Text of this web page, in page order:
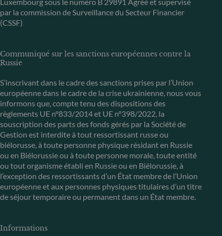
par la commission de Surveillance du Secteur Financier
(CSSF)
Communiqué sur les sanctions européennes contre la
Russie
S’inscrivant dans le cadre des sanctions prises par l’Union
européenne dans le cadre de la crise ukrainienne, nous vous
informons que, compte tenu des dispositions des
règlements UE n°833/2014 et UE n°398/2022, la
souscription des parts des fonds gérés par la Société de
Gestion est interdite à tout ressortissant russe ou
biélorusse, à toute personne physique résidant en Russie
ou en Biélorussie ou à toute personne morale, toute entité
ou tout organisme établi en Russie ou en Biélorussie, à
l’exception des ressortissants d’un État membre de l’Union
européenne et aux personnes physiques titulaires d’un titre
de séjour temporaire ou permanent dans un État membre.
Informations